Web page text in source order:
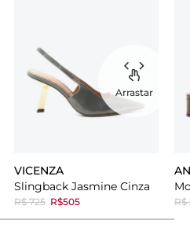
VICENZA
Slingback Jasmine Cinza
R$ 725 R$505 R$
Arrastar